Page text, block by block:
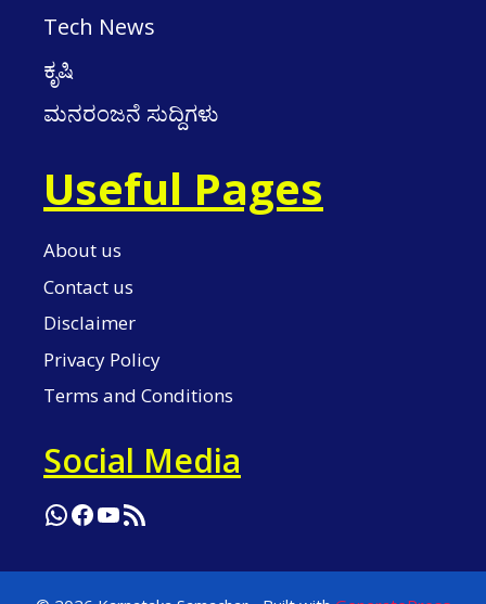
Tech News
ಕೃಷಿ
ಮನರಂಜನೆ ಸುದ್ದಿಗಳು
Useful Pages
About us
Contact us
Disclaimer
Privacy Policy
Terms and Conditions
Social Media
WhatsApp
Facebook
YouTube
RSS Feed